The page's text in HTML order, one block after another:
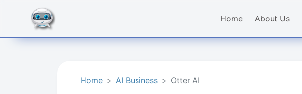
Home About Us
Home AI Business Otter AI